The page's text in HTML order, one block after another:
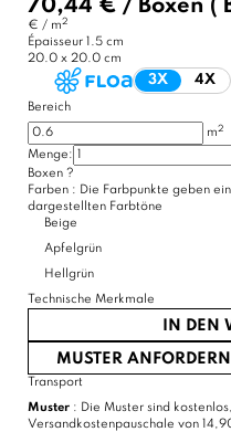
70,44 € / Boxen (
€ / m2
Épaisseur 1.5 cm
20.0 x 20.0 cm
3X 4X
Bereich
m2
Menge:
Boxen ?
Farben : Die Farbpunkte geben
dargestellten Farbtöne
Beige
Apfelgrün
Hellgrün
Technische Merkmale
IN DEN
MUSTER ANFORDERN
Transport
Muster : Die Muster sind
Versandkostenpauschale von